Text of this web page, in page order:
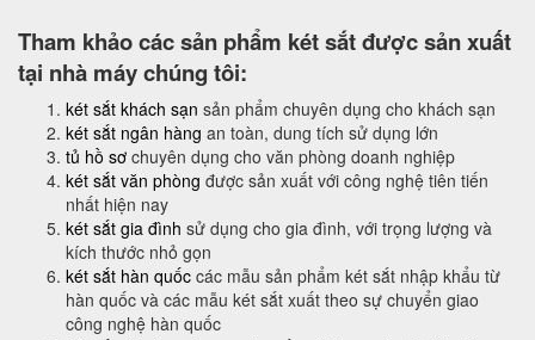
Tham khảo các sản phẩm két sắt được sản xuất
tại nhà máy chúng tôi:
két sắt khách sạn sản phẩm chuyên dụng cho khách sạn
két sắt ngân hàng an toàn, dung tích sử dụng lớn
tủ hồ sơ chuyên dụng cho văn phòng doanh nghiệp
két sắt văn phòng được sản xuất với công nghệ tiên tiến
nhất hiện nay
két sắt gia đình sử dụng cho gia đình, với trọng lượng và
kích thước nhỏ gọn
két sắt hàn quốc các mẫu sản phẩm két sắt nhập khẩu từ
hàn quốc và các mẫu két sắt xuất theo sự chuyển giao
công nghệ hàn quốc